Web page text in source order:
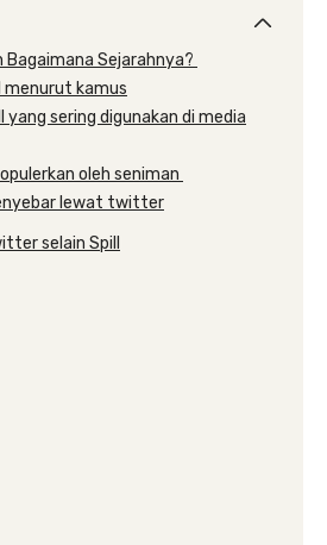
Bagaimana Sejarahnya?
menurut kamus
yang sering digunakan di media
oleh seniman
lewat twitter
selain Spill